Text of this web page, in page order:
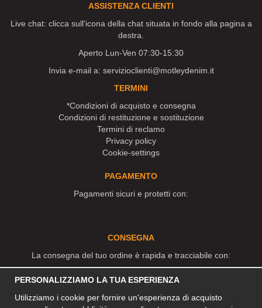
ASSISTENZA CLIENTI
Live chat: clicca sull'icona della chat situata in fondo alla pagina a
destra.
Aperto Lun-Ven 07:30-15:30
Invia e-mail a: servizioclienti@motleydenim.it
TERMINI
*Condizioni di acquisto e consegna
Condizioni di restituzione e sostituzione
Termini di reclamo
Privacy policy
Cookie-settings
PAGAMENTO
Pagamenti sicuri e protetti con:
CONSEGNA
La consegna del tuo ordine è rapida e tracciabile con:
SOCIAL MEDIA
PERSONALIZZIAMO LA TUA ESPERIENZA
Utilizziamo i cookie per fornire un'esperienza di acquisto